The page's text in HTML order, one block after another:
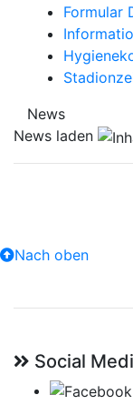
Formular
News
News laden
Nach oben
Social